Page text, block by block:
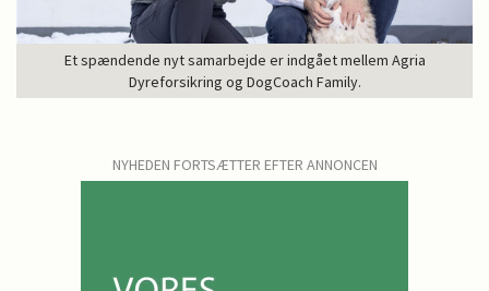
Et spændende nyt samarbejde er indgået mellem Agria
Dyreforsikring og DogCoach Family.
NYHEDEN FORTSÆTTER EFTER ANNONCEN